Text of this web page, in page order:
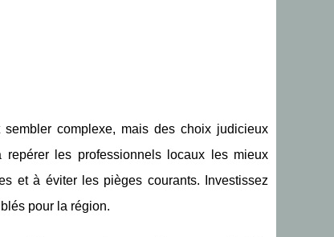
complexe, mais des choix judicieux
les professionnels locaux les mieux
et à éviter les pièges courants. Investissez
pour la région.